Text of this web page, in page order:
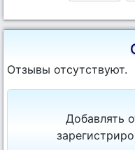
Отзывы отсутствуют.
Добавлять